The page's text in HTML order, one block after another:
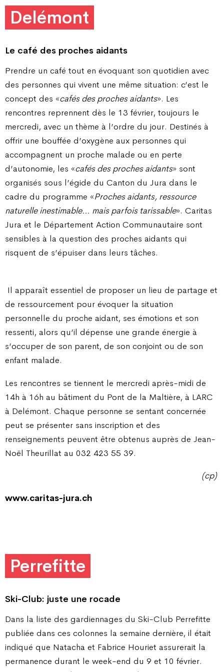
Delémont
Le café des proches aidants
Prendre un café tout en évoquant son quotidien avec
des personnes qui vivent une même situation: c’est le
concept des «cafés des proches aidants». Les
rencontres reprennent dès le 13 février, toujours le
mercredi, avec un thème à l’ordre du jour. Destinés à
offrir une bouffée d’oxygène aux personnes qui
accompagnent un proche malade ou en perte
d’autonomie, les «cafés des proches aidants» sont
organisés sous l’égide du Canton du Jura dans le
cadre du programme «Proches aidants, ressource
naturelle inestimable… mais parfois tarissable». Caritas
Jura et le Département Action Communautaire sont
sensibles à la question des proches aidants qui
risquent de s’épuiser dans leurs tâches.
Il apparaît essentiel de proposer un lieu de partage et
de ressourcement pour évoquer la situation
personnelle du proche aidant, ses émotions et son
ressenti, alors qu’il dépense une grande énergie à
s’occuper de son parent, de son conjoint ou de son
enfant malade.
Les rencontres se tiennent le mercredi après-midi de
14h à 16h au bâtiment du Pont de la Maltière, à LARC
à Delémont. Chaque personne se sentant concernée
peut se présenter sans inscription et des
renseignements peuvent être obtenus auprès de Jean-
Noël Theurillat au 032 423 55 39.
(cp)
www.caritas-jura.ch
Perrefitte
Ski-Club: juste une rocade
Dans la liste des gardiennages du Ski-Club Perrefitte
publiée dans ces colonnes la semaine dernière, il était
indiqué que Natacha et Fabrice Houriet assurerait la
permanence durant le week-end du 9 et 10 février.